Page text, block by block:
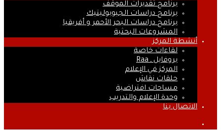
برنامج تقديرات الموقف
برنامج دراسات الجيوبوليتيك
برنامج دراسات البحر الأحمر و أفريقيا
المشروعات البحثية
أنشطة المركز
لقاءات خاصة
بروفايل ـ Raa
المركز في الإعلام
حلقات نقاش
مساحات افتراضية
وحدة الإعلام والتدريب
الاتصال بنا